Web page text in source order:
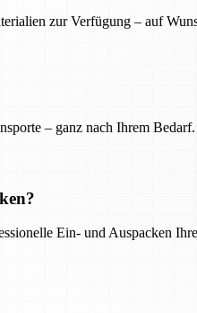
zur Verfügung – auf
– ganz nach Ihrem Bedarf.
Ein- und Auspacken